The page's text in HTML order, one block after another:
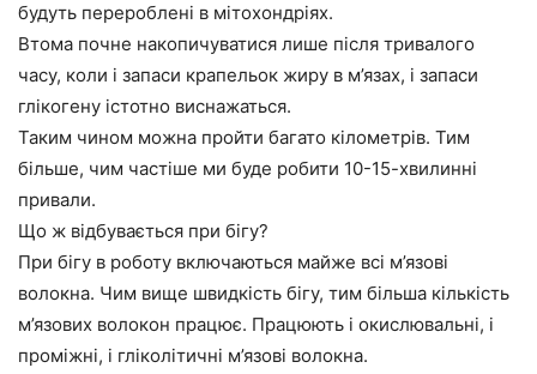
будуть перероблені в мітохондріях.
Втома почне накопичуватися лише після тривалого
часу, коли і запаси крапельок жиру в м’язах, і запаси
глікогену істотно виснажаться.
Таким чином можна пройти багато кілометрів. Тим
більше, чим частіше ми буде робити 10-15-хвилинні
привали.
Що ж відбувається при бігу?
При бігу в роботу включаються майже всі м’язові
волокна. Чим вище швидкість бігу, тим більша кількість
м’язових волокон працює. Працюють і окислювальні, і
проміжні, і гліколітичні м’язові волокна.